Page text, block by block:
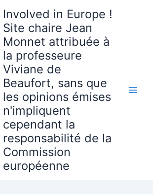
Involved in Europe !
Site chaire Jean
Monnet attribuée à
la professeure
Viviane de
Beaufort, sans que
les opinions émises
n'impliquent
cependant la
responsabilité de la
Commission
européenne